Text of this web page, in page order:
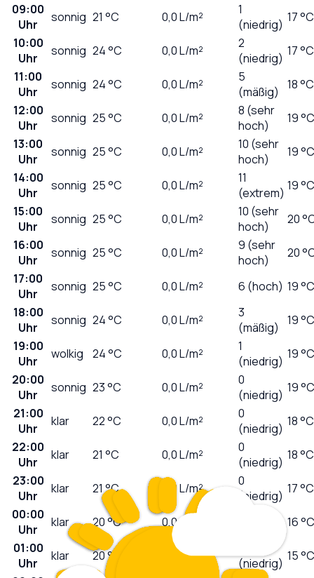
09:00
Uhr
sonnig 21 °C 0,0L/m²
1
(niedrig) 17 °C
10:00
Uhr
sonnig 24°C 0,0L/m²
2
(niedrig) 17 °C
11:00
Uhr
sonnig 24°C 0,0L/m²
5
(mäßig)
18 °C
12:00
Uhr
sonnig 25°C 0,0L/m²
8 (sehr
hoch)
19 °C
13:00
Uhr
sonnig 25°C 0,0L/m²
10 (sehr
hoch)
19 °C
14:00
Uhr
sonnig 25°C 0,0L/m²
11
(extrem) 19 °C
15:00
Uhr
sonnig 25°C 0,0L/m²
10 (sehr
hoch)
20
16:00
Uhr
sonnig 25°C 0,0L/m²
9 (sehr
hoch)
20
17:00
Uhr
sonnig 25°C 0,0L/m² 6 (hoch) 19 °C
18:00
Uhr
sonnig 24°C 0,0L/m²
3
(mäßig)
19 °C
19:00
Uhr
wolkig 24°C 0,0L/m²
1
(niedrig) 19 °C
20:00
Uhr
sonnig 23°C 0,0L/m²
0
(niedrig) 19 °C
21:00
Uhr
klar 22°C 0,0L/m²
0
(niedrig) 18 °C
22:00
Uhr
klar 21 °C 0,0L/m²
0
(niedrig) 18 °C
23:00
Uhr
klar 21°C 0,0L/m²
0
(niedrig) 17 °C
00:00
Uhr
klar 20°C 0,0
16 °C
01:00
Uhr
klar 20°C L/m²
(niedrig) 15 °C